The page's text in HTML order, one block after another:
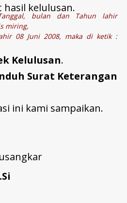
kelulusan.
bulan dan Tahun lahir
miring,
08 Juni 2008, maka di ketik :
Kelulusan.
Surat Keterangan
ini kami sampaikan.